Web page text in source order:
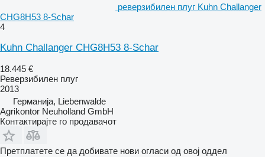
реверзибилен плуг Kuhn Challanger
CHG8H53 8-Schar
4
Kuhn Challanger CHG8H53 8-Schar
18.445 €
Реверзибилен плуг
2013
Германија, Liebenwalde
Agrikontor Neuholland GmbH
Контактирајте го продавачот
Претплатете се да добивате нови огласи од овој оддел